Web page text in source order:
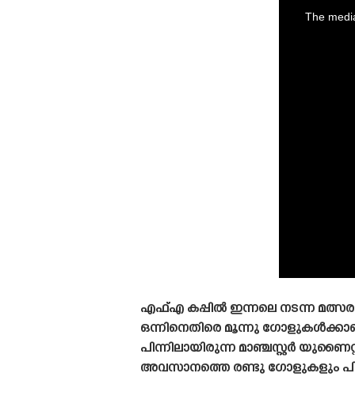
The
എഫ്എ കപ്പിൽ ഇന്നലെ നടന്ന
ഒന്നിനെതിരെ മൂന്നു
പിന്നിലായിരുന്ന മാഞ്ചസ്റ്റർ
അവസാനത്തെ രണ്ടു ഗോളുകളും